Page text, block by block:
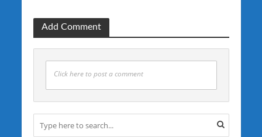
Add Comment
Click here to post a comment